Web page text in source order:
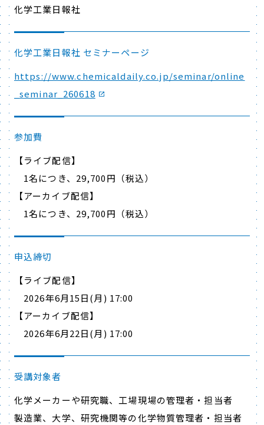
化学工業日報社
化学工業日報社 セミナーページ
https://www.chemicaldaily.co.jp/seminar/online
_seminar_260618
参加費
【ライブ配信】
1名につき、29,700円（税込）
【アーカイブ配信】
1名につき、29,700円（税込）
申込締切
【ライブ配信】
2026年6月15日(月) 17:00
【アーカイブ配信】
2026年6月22日(月) 17:00
受講対象者
化学メーカーや研究職、工場現場の管理者・担当者
製造業、大学、研究機関等の化学物質管理者・担当者